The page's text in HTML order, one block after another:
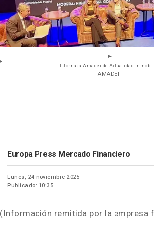
III Jornada Amadei de Actualidad
- AMADEI
Europa Press Mercado Financiero
Lunes, 24 noviembre 2025
Publicado: 10:35
(Información remitida por la empresa